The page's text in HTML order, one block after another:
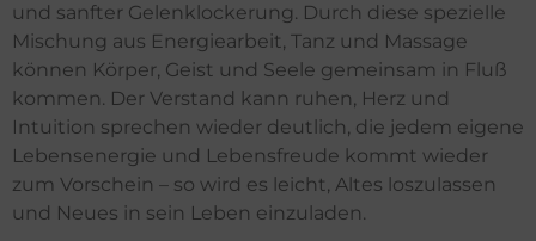
und sanfter Gelenklockerung. Durch diese spezielle
Mischung aus Energiearbeit, Tanz und Massage
können Körper, Geist und Seele gemeinsam in Fluß
kommen. Der Verstand kann ruhen, Herz und
Intuition sprechen wieder deutlich, die jedem eigene
Lebensenergie und Lebensfreude kommt wieder
zum Vorschein – so wird es leicht, Altes loszulassen
und Neues in sein Leben einzuladen.